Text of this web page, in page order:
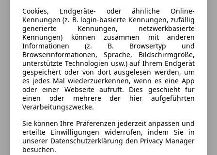
Komfort
360° Kamera
Armlehne
Beheizbares Lenkrad
Berganfahrassistent
Einparkhilfe
Einparkhilfe Rückfahrkamera
Einparkhilfe selbstlenkendes System
Einparkhilfe Sensoren hinten
Einparkhilfe Sensoren vorne
Elektrische Fensterheber
Elektrische Heckklappe
Mehr anzeigen
Farbe und Innenausstattung
Außenfarbe
Schwarz
Lackierung
Metallic
Farbe der
Beige
Innenausstattung Vollleder
Cookies, Endgeräte- oder ähnliche Online-
Kennungen (z. B. login-basierte Kennungen, zufällig
generierte Kennungen, netzwerkbasierte
Kennungen) können zusammen mit anderen
Informationen (z. B. Browsertyp und
Browserinformationen, Sprache, Bildschirmgröße,
unterstützte Technologien usw.) auf Ihrem Endgerät
gespeichert oder von dort ausgelesen werden, um
es jedes Mal wiederzuerkennen, wenn es eine App
oder einer Webseite aufruft. Dies geschieht für
einen oder mehrere der hier aufgeführten
Verarbeitungszwecke.
Sie können Ihre Präferenzen jederzeit anpassen und
erteilte Einwilligungen widerrufen, indem Sie in
unserer Datenschutzerklärung den Privacy Manager
besuchen.